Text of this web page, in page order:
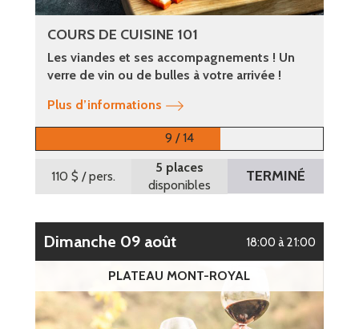
COURS DE CUISINE 101
Les viandes et ses accompagnements ! Un
verre de vin ou de bulles à votre arrivée !
Plus d’informations
9 / 14
110 $ / pers.
5 places
disponibles
TERMINÉ
dimanche 09 août 18:00 à 21:00
PLATEAU MONT-ROYAL